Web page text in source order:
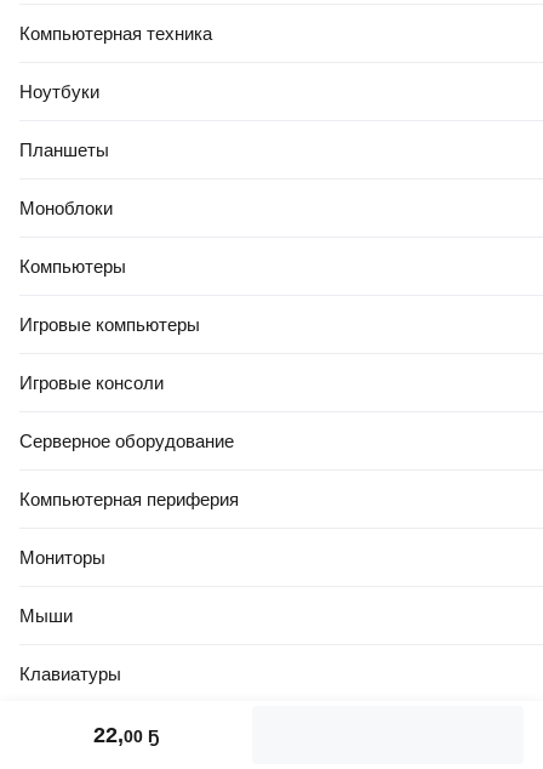
Компьютерная техника
Ноутбуки
Планшеты
Моноблоки
Компьютеры
Игровые компьютеры
Игровые консоли
Серверное оборудование
Компьютерная периферия
Мониторы
Мыши
Клавиатуры
Стилусы22,00 Ҕ